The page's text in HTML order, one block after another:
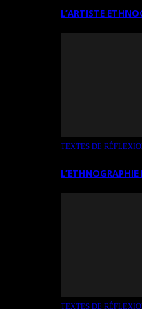
L’ARTISTE
TEXTES DE
TEXTES DE